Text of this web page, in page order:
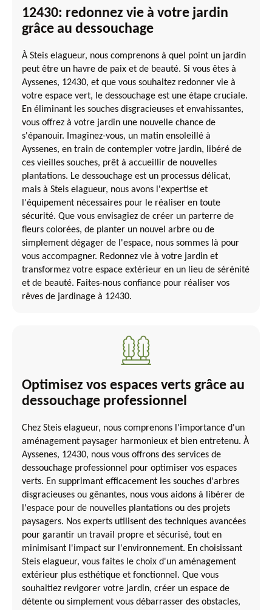
12430: redonnez vie à votre jardin
grâce au dessouchage
À Steis elagueur, nous comprenons à quel point un jardin
peut être un havre de paix et de beauté. Si vous êtes à
Ayssenes, 12430, et que vous souhaitez redonner vie à
votre espace vert, le dessouchage est une étape cruciale.
En éliminant les souches disgracieuses et envahissantes,
vous offrez à votre jardin une nouvelle chance de
s'épanouir. Imaginez-vous, un matin ensoleillé à
Ayssenes, en train de contempler votre jardin, libéré de
ces vieilles souches, prêt à accueillir de nouvelles
plantations. Le dessouchage est un processus délicat,
mais à Steis elagueur, nous avons l'expertise et
l'équipement nécessaires pour le réaliser en toute
sécurité. Que vous envisagiez de créer un parterre de
fleurs colorées, de planter un nouvel arbre ou de
simplement dégager de l'espace, nous sommes là pour
vous accompagner. Redonnez vie à votre jardin et
transformez votre espace extérieur en un lieu de sérénité
et de beauté. Faites-nous confiance pour réaliser vos
rêves de jardinage à 12430.
Optimisez vos espaces verts grâce au
dessouchage professionnel
Chez Steis elagueur, nous comprenons l'importance d'un
aménagement paysager harmonieux et bien entretenu. À
Ayssenes, 12430, nous vous offrons des services de
dessouchage professionnel pour optimiser vos espaces
verts. En supprimant efficacement les souches d'arbres
disgracieuses ou gênantes, nous vous aidons à libérer de
l'espace pour de nouvelles plantations ou des projets
paysagers. Nos experts utilisent des techniques avancées
pour garantir un travail propre et sécurisé, tout en
minimisant l'impact sur l'environnement. En choisissant
Steis elagueur, vous faites le choix d'un aménagement
extérieur plus esthétique et fonctionnel. Que vous
souhaitiez revigorer votre jardin, créer un espace de
détente ou simplement vous débarrasser des obstacles,